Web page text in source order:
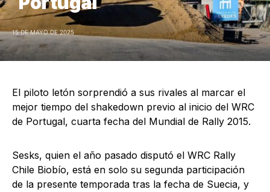
15 DE MAYO DE 2025
El piloto letón sorprendió a sus rivales al marcar el
mejor tiempo del shakedown previo al inicio del WRC
de Portugal, cuarta fecha del Mundial de Rally 2015.
Sesks, quien el año pasado disputó el WRC Rally
Chile Biobío, está en solo su segunda participación
de la presente temporada tras la fecha de Suecia, y